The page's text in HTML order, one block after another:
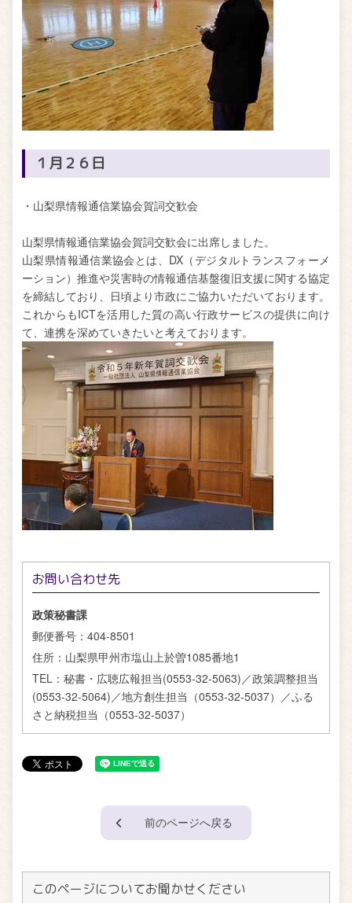
１月２６日
・山梨県情報通信業協会賀詞交歓会
山梨県情報通信業協会賀詞交歓会に出席しました。
山梨県情報通信業協会とは、DX（デジタルトランスフォーメ
ーション）推進や災害時の情報通信基盤復旧支援に関する協定
を締結しており、日頃より市政にご協力いただいております。
これからもICTを活用した質の高い行政サービスの提供に向け
て、連携を深めていきたいと考えております。
お問い合わせ先
政策秘書課
郵便番号： 404-8501
住所： 山梨県甲州市塩山上於曽1085番地1
TEL： 秘書・広聴広報担当(0553-32-5063)／政策調整担当
(0553-32-5064)／地方創生担当（0553-32-5037）／ふる
さと納税担当（0553-32-5037）
前のページへ戻る
このページについてお聞かせください